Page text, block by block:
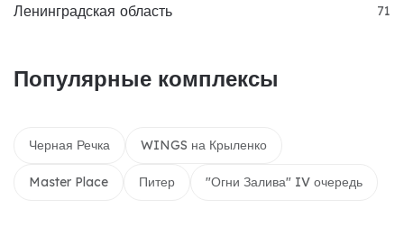
Ленинградская область 71
Популярные комплексы
Черная Речка WINGS на Крыленко
Master Place Питер "Огни Залива" IV очередь